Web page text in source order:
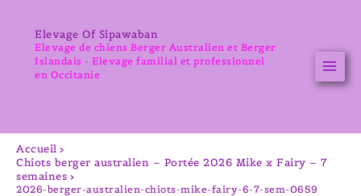
contenuElevage Of Sipawaban
Elevage de chiens Berger Australien et Berger
Islandais - Elevage familial et professionnel
en Occitanie
Accueil
Chiots berger australien – Portée 2026 Mike x Fairy – 7
semaines
2026-berger-australien-chiots-mike-fairy-6-7-sem-0659